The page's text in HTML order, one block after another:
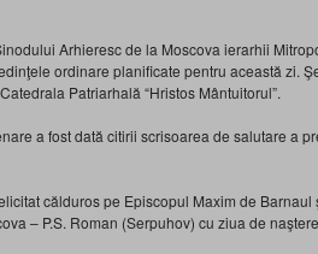
Arhieresc de la Moscova ierarhii
ordinare planificate pentru această zi.
Patriarhală “Hristos Mântuitorul”.
a fost dată citirii scrisoarea de salutare a
călduros pe Episcopul Maxim de
– P.S. Roman (Serpuhov) cu ziua de